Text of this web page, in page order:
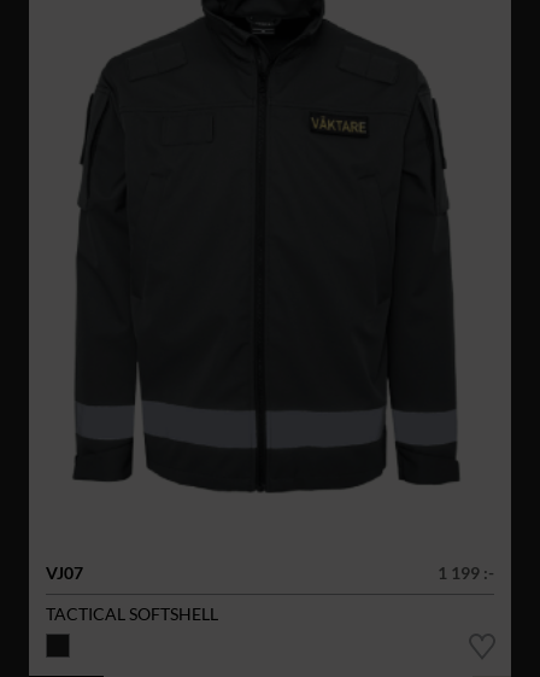
VJ07
1 199 :-
TACTICAL SOFTSHELL